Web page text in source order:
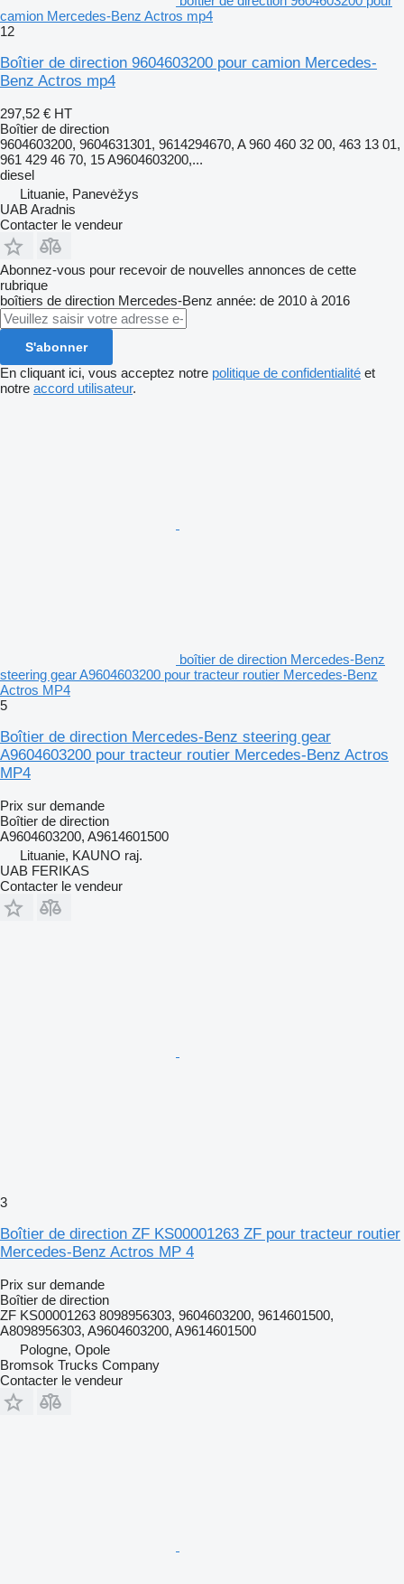
camion Mercedes-Benz Actros mp4
12
Boîtier de direction 9604603200 pour camion Mercedes-
Benz Actros mp4
297,52 € HT
Boîtier de direction
9604603200, 9604631301, 9614294670, A 960 460 32 00, 463 13 01,
961 429 46 70, 15 A9604603200,...
diesel
Lituanie, Panevėžys
UAB Aradnis
Contacter le vendeur
Abonnez-vous pour recevoir de nouvelles annonces de cette
rubrique
boîtiers de direction Mercedes-Benz année: de 2010 à 2016
S'abonner
En cliquant ici, vous acceptez notre politique de confidentialité et
notre accord utilisateur.
boîtier de direction Mercedes-Benz
steering gear A9604603200 pour tracteur routier Mercedes-Benz
Actros MP4
5
Boîtier de direction Mercedes-Benz steering gear
A9604603200 pour tracteur routier Mercedes-Benz Actros
MP4
Prix sur demande
Boîtier de direction
A9604603200, A9614601500
Lituanie, KAUNO raj.
UAB FERIKAS
Contacter le vendeur
3
Boîtier de direction ZF KS00001263 ZF pour tracteur routier
Mercedes-Benz Actros MP 4
Prix sur demande
Boîtier de direction
ZF KS00001263 8098956303, 9604603200, 9614601500,
A8098956303, A9604603200, A9614601500
Pologne, Opole
Bromsok Trucks Company
Contacter le vendeur